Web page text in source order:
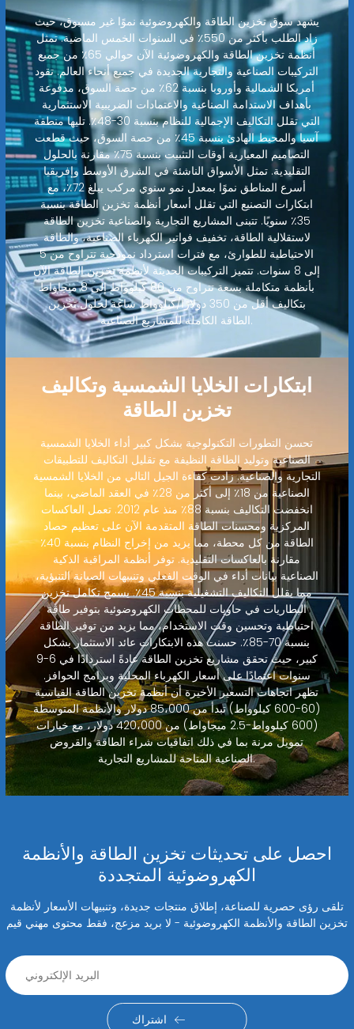
يشهد سوق تخزين الطاقة والكهروضوئية نموًا غير مسبوق، حيث
زاد الطلب بأكثر من 550٪ في السنوات الخمس الماضية. تمثل
أنظمة تخزين الطاقة والكهروضوئية الآن حوالي 65٪ من جميع
التركيبات الصناعية والتجارية الجديدة في جميع أنحاء العالم. تقود
أمريكا الشمالية وأوروبا بنسبة 62٪ من حصة السوق، مدفوعة
بأهداف الاستدامة الصناعية والاعتمادات الضريبية الاستثمارية
التي تقلل التكاليف الإجمالية للنظام بنسبة 30-48٪. تليها منطقة
آسيا والمحيط الهادئ بنسبة 45٪ من حصة السوق، حيث قطعت
التصاميم المعيارية أوقات التثبيت بنسبة 75٪ مقارنة بالحلول
التقليدية. تمثل الأسواق الناشئة في الشرق الأوسط وإفريقيا
أسرع المناطق نموًا بمعدل نمو سنوي مركب يبلغ 72٪، مع
ابتكارات التصنيع التي تقلل أسعار أنظمة تخزين الطاقة بنسبة
35٪ سنويًا. تتبنى المشاريع التجارية والصناعية تخزين الطاقة
لاستقلالية الطاقة، تخفيف فواتير الكهرباء الصناعية، والطاقة
الاحتياطية للطوارئ، مع فترات استرداد نموذجية تتراوح من 5
إلى 8 سنوات. تتميز التركيبات الحديثة لأنظمة تخزين الطاقة الآن
بأنظمة متكاملة بسعة تتراوح من 80 كيلوواط إلى 8 ميجاواط
بتكاليف أقل من 350 دولارًا/كيلوواط ساعة لحلول تخزين
الطاقة الكاملة للمشاريع الصناعية.
ابتكارات الخلايا الشمسية وتكاليف
تخزين الطاقة
تحسن التطورات التكنولوجية بشكل كبير أداء الخلايا الشمسية
الصناعية وتوليد الطاقة النظيفة مع تقليل التكاليف للتطبيقات
التجارية والصناعية. زادت كفاءة الجيل التالي من الخلايا الشمسية
الصناعية من 18٪ إلى أكثر من 28٪ في العقد الماضي، بينما
انخفضت التكاليف بنسبة 88٪ منذ عام 2012. تعمل العاكسات
المركزية ومحسنات الطاقة المتقدمة الآن على تعظيم حصاد
الطاقة من كل محطة، مما يزيد من إخراج النظام بنسبة 40٪
مقارنة بالعاكسات التقليدية. توفر أنظمة المراقبة الذكية
الصناعية بيانات أداء في الوقت الفعلي وتنبيهات الصيانة التنبؤية،
مما يقلل التكاليف التشغيلية بنسبة 45٪. يسمح تكامل تخزين
البطاريات في حاويات للمحطات الكهروضوئية بتوفير طاقة
احتياطية وتحسين وقت الاستخدام، مما يزيد من توفير الطاقة
بنسبة 70-85٪. حسنت هذه الابتكارات عائد الاستثمار بشكل
كبير، حيث تحقق مشاريع تخزين الطاقة عادةً استردادًا في 6-9
سنوات اعتمادًا على أسعار الكهرباء المحلية وبرامج الحوافز.
تظهر اتجاهات التسعير الأخيرة أن أنظمة تخزين الطاقة القياسية
(60-600 كيلوواط) تبدأ من 85،000 دولار والأنظمة المتوسطة
(600 كيلوواط-2.5 ميجاواط) من 420،000 دولار، مع خيارات
تمويل مرنة بما في ذلك اتفاقيات شراء الطاقة والقروض
الصناعية المتاحة للمشاريع التجارية.
احصل على تحديثات تخزين الطاقة والأنظمة
الكهروضوئية المتجددة
تلقى رؤى حصرية للصناعة، إطلاق منتجات جديدة، وتنبيهات الأسعار لأنظمة
تخزين الطاقة والأنظمة الكهروضوئية - لا بريد مزعج، فقط محتوى مهني قيم
اشتراك